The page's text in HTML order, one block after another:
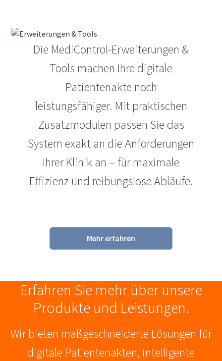
Die MediControl-Erweiterungen &
Tools machen Ihre digitale
Patientenakte noch
leistungsfähiger. Mit praktischen
Zusatzmodulen passen Sie das
System exakt an die Anforderungen
Ihrer Klinik an – für maximale
Effizienz und reibungslose Abläufe.
Mehr erfahren
Erfahren Sie mehr über unsere
Produkte und Leistungen.
Wir bieten maßgeschneiderte Lösungen für
digitale Patientenakten, intelligente